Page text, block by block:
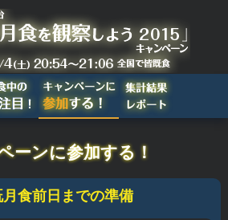
ーンに参加する！
月食前日までの準備